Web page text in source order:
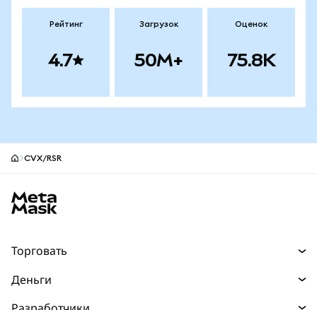
Рейтинг
4.7
Загрузок
50M+
Оценок
75.8K
CVX/RSR
Торговать
Деньги